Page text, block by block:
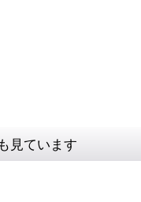
見ています